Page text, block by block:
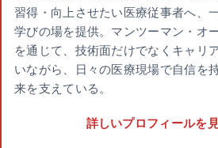
習得・向上させたい医療従事者へ、
学びの場を提供。マンツーマン・オ
を通じて、技術面だけでなくキャリ
いながら、日々の医療現場で自信を
来を支えている。
詳しいプロフィールを